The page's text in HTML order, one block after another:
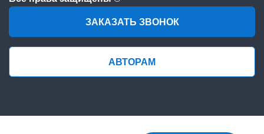
ЗАКАЗАТЬ ЗВОНОК
АВТОРАМ